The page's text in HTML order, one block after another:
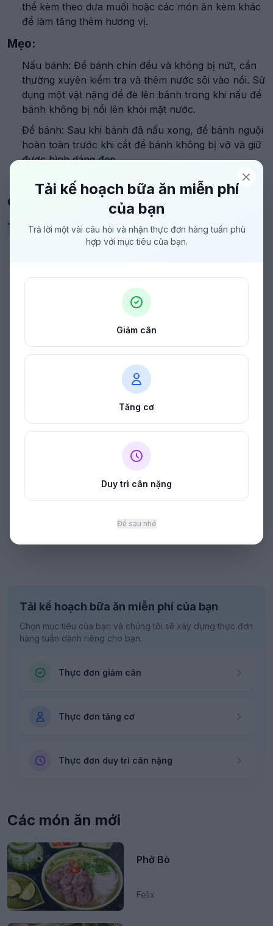
Tải kế hoạch bữa ăn miễn phí
của bạn
Trả lời một vài câu hỏi và nhận thực đơn hàng tuần phù
hợp với mục tiêu của bạn.
Giảm cân
Tăng cơ
Duy trì cân nặng
Để sau nhé
thể kèm theo dưa muối hoặc các món ăn kèm khác
để làm tăng thêm hương vị.
Mẹo:
Nấu bánh: Để bánh chín đều và không bị nứt, cần
thường xuyên kiểm tra và thêm nước sôi vào nồi. Sử
dụng một vật nặng để đè lên bánh trong khi nấu để
bánh không bị nổi lên khỏi mặt nước.
Để bánh: Sau khi bánh đã nấu xong, để bánh nguội
hoàn toàn trước khi cắt để bánh không bị vỡ và giữ
được hình dáng đẹp.
CÔNG THỨC CHẾ BIẾN NÂNG CAO
Tinh Hoa Đỉnh Cao Siêu Đầu Bếp
Tải kế hoạch bữa ăn miễn phí của bạn
Chọn mục tiêu của bạn và chúng tôi sẽ xây dựng thực đơn
hàng tuần dành riêng cho bạn.
Thực đơn giảm cân
Thực đơn tăng cơ
Thực đơn duy trì cân nặng
Các món ăn mới
Phở Bò
Felix